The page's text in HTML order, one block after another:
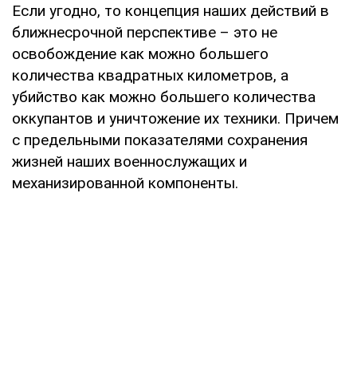
Если угодно, то концепция наших действий в
ближнесрочной перспективе – это не
освобождение как можно большего
количества квадратных километров, а
убийство как можно большего количества
оккупантов и уничтожение их техники. Причем
с предельными показателями сохранения
жизней наших военнослужащих и
механизированной компоненты.